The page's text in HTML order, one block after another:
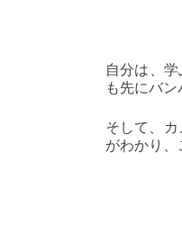
自分は、
も先にバン
そして、
がわかり、